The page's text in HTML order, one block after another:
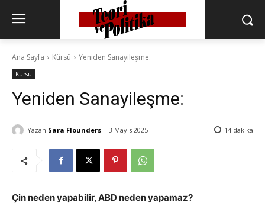
Ana Sayfa Kürsü Yeniden Sanayileşme:
Kürsü
Yeniden Sanayileşme:
Yazan Sara Flounders 3 Mayıs 2025 14 dakika
Çin neden yapabilir, ABD neden yapamaz?